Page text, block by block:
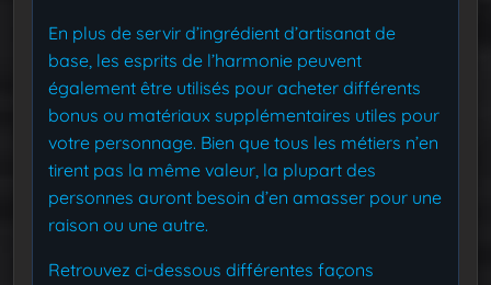
En plus de servir d’ingrédient d’artisanat de
base, les esprits de l’harmonie peuvent
également être utilisés pour acheter différents
bonus ou matériaux supplémentaires utiles pour
votre personnage. Bien que tous les métiers n’en
tirent pas la même valeur, la plupart des
personnes auront besoin d’en amasser pour une
raison ou une autre.
Retrouvez ci-dessous différentes façons